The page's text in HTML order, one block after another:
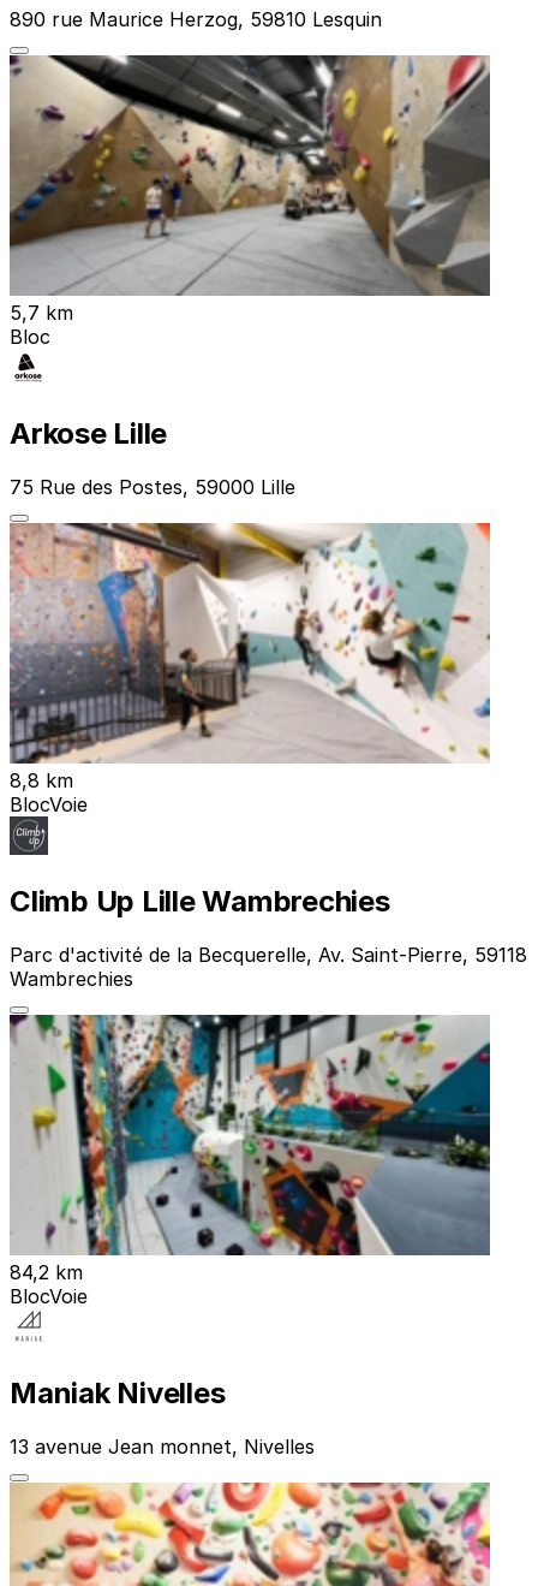
890 rue Maurice Herzog, 59810 Lesquin
5,7 km
Bloc
Arkose Lille
75 Rue des Postes, 59000 Lille
8,8 km
BlocVoie
Climb Up Lille Wambrechies
Parc d'activité de la Becquerelle, Av. Saint-Pierre, 59118
Wambrechies
84,2 km
BlocVoie
Maniak Nivelles
13 avenue Jean monnet, Nivelles